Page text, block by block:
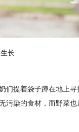
长
提着袋子蹲在地上
染的食材，而野菜